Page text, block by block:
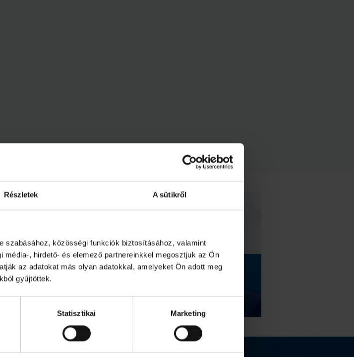
Részletek A sütikről
szabásához, közösségi funkciók biztosításához, valamint
, hirdető- és elemező partnereinkkel megosztjuk az Ön
az adatokat más olyan adatokkal, amelyeket Ön adott meg
gyűjtöttek.
Statisztikai Marketing